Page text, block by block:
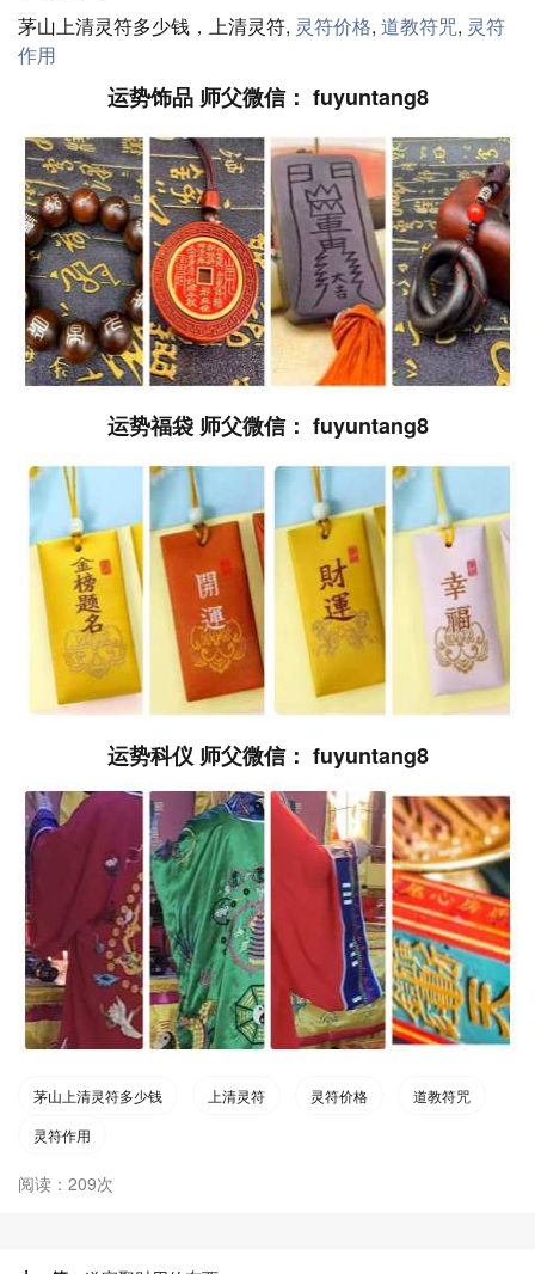
茅山上清灵符多少钱，上清灵符, 灵符价格, 道教符咒, 灵符
作用
运势饰品 师父微信： fuyuntang8
运势福袋 师父微信： fuyuntang8
运势科仪 师父微信： fuyuntang8
茅山上清灵符多少钱 上清灵符 灵符价格
道教符咒
灵符作用
阅读：209次